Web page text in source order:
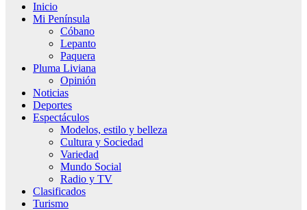
Inicio
Mi Península
Cóbano
Lepanto
Paquera
Pluma Liviana
Opinión
Noticias
Deportes
Espectáculos
Modelos, estilo y belleza
Cultura y Sociedad
Variedad
Mundo Social
Radio y TV
Clasificados
Turismo